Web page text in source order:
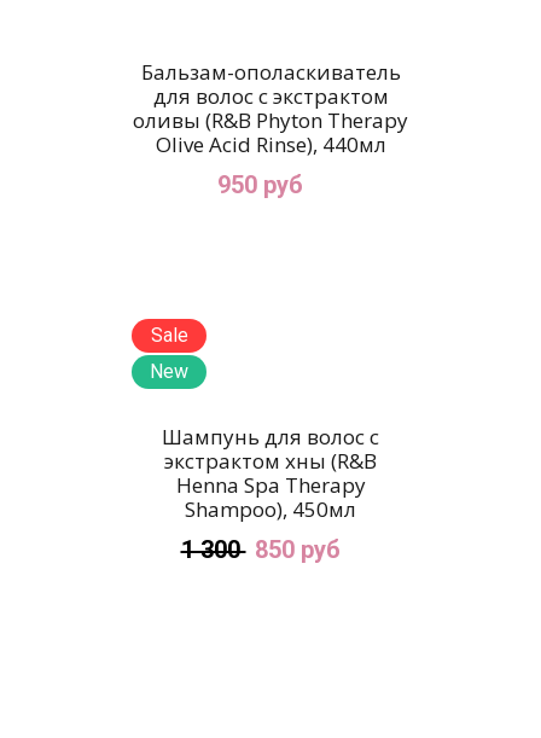
Бальзам-ополаскиватель
для волос с экстрактом
оливы (R&B Phyton Therapy
Olive Acid Rinse), 440мл
950 руб
Sale
New
Шампунь для волос c
экстрактом хны (R&B
Henna Spa Therapy
Shampoo), 450мл
1 300 850 руб